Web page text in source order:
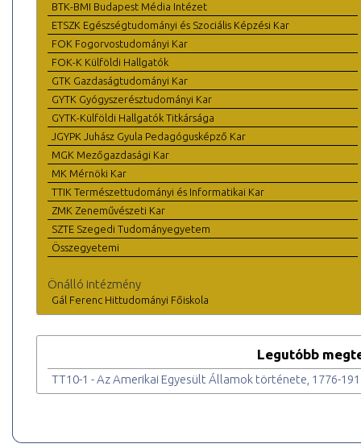
BTK-BMI Budapest Média Intézet
ETSZK Egészségtudományi és Szociális Képzési Kar
FOK Fogorvostudományi Kar
FOK-K Külföldi Hallgatók
GTK Gazdaságtudományi Kar
GYTK Gyógyszerésztudományi Kar
GYTK-Külföldi Hallgatók Titkársága
JGYPK Juhász Gyula Pedagógusképző Kar
MGK Mezőgazdasági Kar
MK Mérnöki Kar
TTIK Természettudományi és Informatikai Kar
ZMK Zeneművészeti Kar
SZTE Szegedi Tudományegyetem
Összegyetemi
Önálló intézmény
Gál Ferenc Hittudományi Főiskola
Legutóbb
TT10-1 - Az Amerikai Egyesült Államok története, 1776-